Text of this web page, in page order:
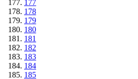
177
178
179
180
181
182
183
184
185